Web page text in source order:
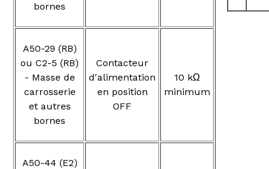
bornes
A50-29 (RB)
ou C2-5 (RB)
- Masse de
carrosserie
et autres
bornes
Contacteur
d'alimentation
en position
OFF
10 kΩ
minimum
A50-44 (E2)